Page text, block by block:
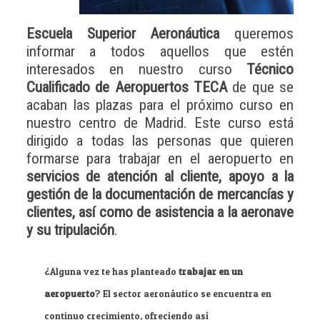
Escuela Superior Aeronáuticaqueremos
informar a todos aquellos que estén
interesados en nuestro curso Técnico
Cualificado de Aeropuertos TECAde que se
acaban las plazas para el próximo curso en
nuestro centro de Madrid. Este curso está
dirigido a todas las personas que quieren
formarse para trabajar en el aeropuerto en
servicios de atención al cliente, apoyo a la
gestión de la documentación de mercancías y
clientes, así como de asistencia a la aeronave
y su tripulación.
¿Alguna vez te has planteado trabajar en un
aeropuerto? El sector aeronáutico se encuentra en
continuo crecimiento, ofreciendo así